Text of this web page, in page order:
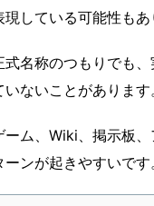
している可能性もあ
式名称のつもりでも
ないことがあります
ーム、Wiki、掲示板
ンが起きやすいです